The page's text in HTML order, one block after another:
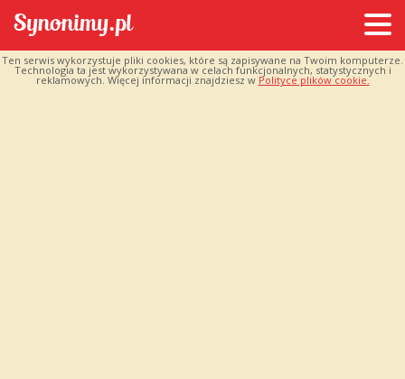
Ten serwis wykorzystuje pliki cookies, które są zapisywane na Twoim komputerze.
Technologia ta jest wykorzystywana w celach funkcjonalnych, statystycznych i
reklamowych. Więcej informacji znajdziesz w Polityce plików cookie.